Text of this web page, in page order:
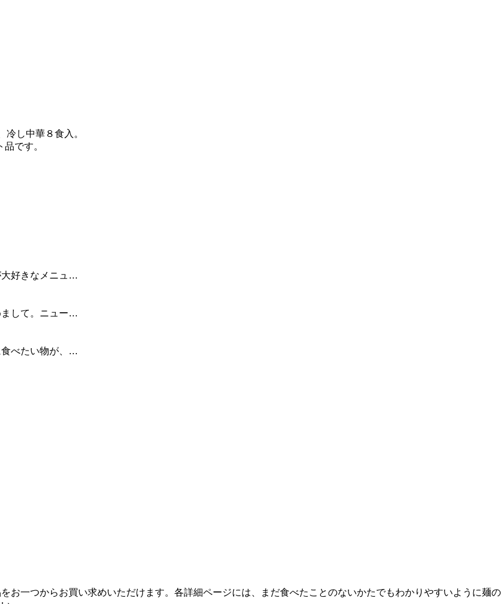
し中華８食入。
です。
大好きなメニュ…
まして。ニュー…
食べたい物が、…
お一つからお買い求めいただけます。各詳細ページには、まだ食べたことのないかたでもわかりやすいように麺の